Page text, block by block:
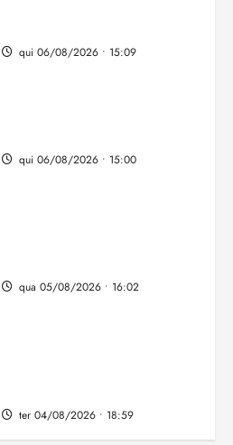
qui 06/08/2026 • 15:09
qui 06/08/2026 • 15:00
qua 05/08/2026 • 16:02
ter 04/08/2026 • 18:59